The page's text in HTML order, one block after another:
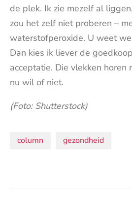
de plek. Ik zie mezelf al
zou het zelf niet proberen –
waterstofperoxide. U weet
Dan kies ik liever de
acceptatie. Die vlekken horen
nu wil of niet.
(Foto: Shutterstock)
Onderwerpen:
column gezondheid